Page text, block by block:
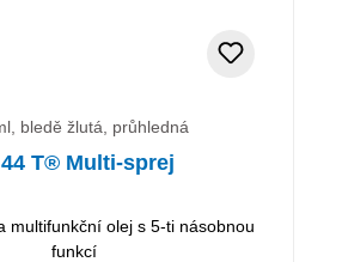
bledě žlutá, průhledná
T® Multi-sprej
multifunkční olej s 5-ti násobnou
funkcí